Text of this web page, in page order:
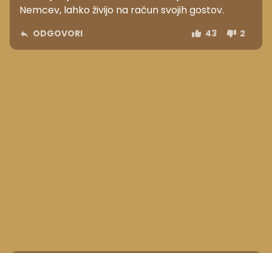
Nemcev, lahko živijo na račun svojih gostov.
ODGOVORI 43 2